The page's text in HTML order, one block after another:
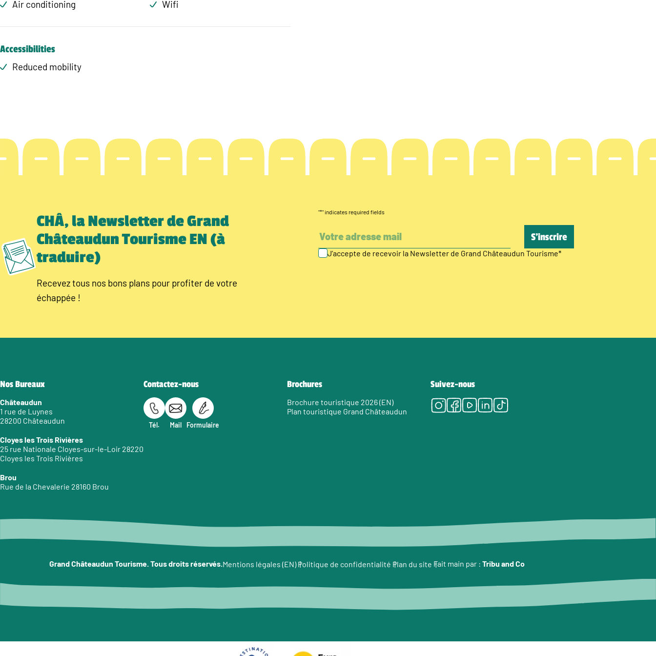
Air conditioning
Wifi
Accessibilities
Reduced mobility
CHÂ, la Newsletter de Grand
Châteaudun Tourisme EN (à
traduire)
Recevez tous nos bons plans pour profiter de votre
échappée !
"*" indicates required fields
J’accepte de recevoir la Newsletter de Grand Châteaudun Tourisme*
Nos Bureaux
Châteaudun
1 rue de Luynes
28200 Châteaudun
Cloyes les Trois Rivières
25 rue Nationale Cloyes-sur-le-Loir 28220
Cloyes les Trois Rivières
Brou
Rue de la Chevalerie 28160 Brou
Contactez-nous
Tél. Mail Formulaire
Brochures
Brochure touristique 2026 (EN)
Plan touristique Grand Châteaudun
Suivez-nous
Instagram
Facebook
Youtube
LinkedIn
Tiktok
Grand Châteaudun Tourisme. Tous droits réservés.Mentions légales (EN) Politique de confidentialité Plan du site Fait main par : Tribu and Co